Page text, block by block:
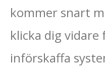
kommer snart
klicka dig
införskaffa